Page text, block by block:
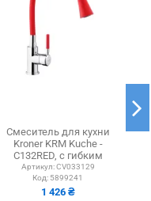
Смеситель для кухни
Kroner KRM Kuche -
C132RED, с гибким
изливом
Артикул: CV033129
Код: 5899241
1 426 ₴